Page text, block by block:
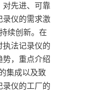
对先进、可靠
录仪的需求激
持续创新。在
执法记录仪的
势，重点介绍
集成以及致
录仪的工厂的